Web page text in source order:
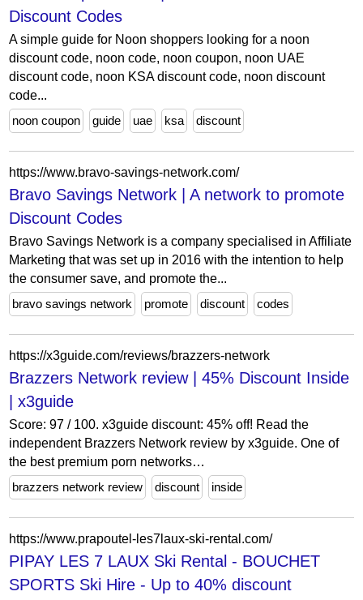
Discount Codes
A simple guide for Noon shoppers looking for a noon
discount code, noon code, noon coupon, noon UAE
discount code, noon KSA discount code, noon discount
code...
noon coupon
guide uae ksa discount
https://www.bravo-savings-network.com/
Bravo Savings Network | A network to promote
Discount Codes
Bravo Savings Network is a company specialised in Affiliate
Marketing that was set up in 2016 with the intention to help
the consumer save, and promote the...
bravo savings network
promote discount codes
https://x3guide.com/reviews/brazzers-network
Brazzers Network review | 45% Discount Inside
| x3guide
Score: 97 / 100. x3guide discount: 45% off! Read the
independent Brazzers Network review by x3guide. One of
the best premium porn networks…
brazzers network review
discount inside
https://www.prapoutel-les7laux-ski-rental.com/
PIPAY LES 7 LAUX Ski Rental - BOUCHET
SPORTS Ski Hire - Up to 40% discount